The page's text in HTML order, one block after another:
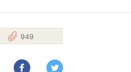
949
LINEで送る Facebookでシェアする